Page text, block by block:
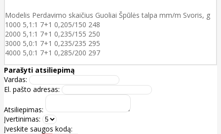
Modelis Perdavimo skaičius Guoliai Špūlės talpa mm/m Svoris, g
1000 5,1:1 7+1 0,205/150 248
2000 5,1:1 7+1 0,235/155 250
3000 5,0:1 7+1 0,235/235 295
4000 5,0:1 7+1 0,285/200 297
Parašyti atsiliepimą
Vardas:
El. pašto adresas:
Atsiliepimas:
Įvertinimas:
Įveskite saugos kodą: